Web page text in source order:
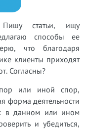
статьи, ищу
способы ее
что благодаря
клиенты приходят
Согласны?
или иной спор,
форма деятельности
в данном или ином
и убедиться,